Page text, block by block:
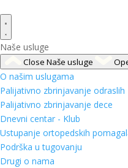
Naše usluge
Close Naše usluge
O našim uslugama
Palijativno zbrinjavanje odraslih
Palijativno zbrinjavanje dece
Dnevni centar - Klub
Ustupanje ortopedskih
Podrška u tugovanju
Drugi o nama